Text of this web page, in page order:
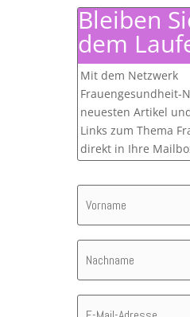
Bleiben
dem
Mit dem Netzwerk
Frauengesundheit-
neuesten Artikel
Links zum Thema
direkt in Ihre